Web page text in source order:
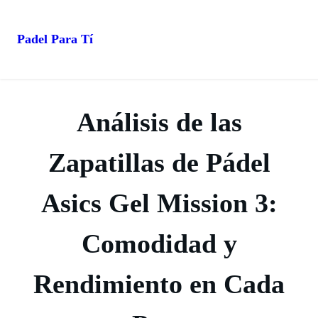
Padel Para Tí
Análisis de las
Zapatillas de Pádel
Asics Gel Mission 3:
Comodidad y
Rendimiento en Cada